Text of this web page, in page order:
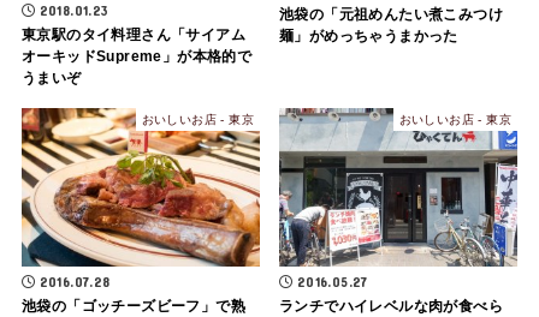
2018.01.23
東京駅のタイ料理さん「サイアム
オーキッドSupreme」が本格的で
うまいぞ
池袋の「元祖めんたい煮こみつけ
麺」がめっちゃうまかった
おいしいお店 - 東京
2016.07.28
池袋の「ゴッチーズビーフ」で熟
おいしいお店 - 東京
2016.05.27
ランチでハイレベルな肉が食べら